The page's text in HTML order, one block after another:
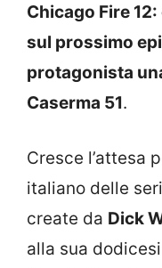
Chicago Fire
sul prossimo
protagonista
Caserma 51.
Cresce l’attesa
italiano delle
create da Dick
alla sua